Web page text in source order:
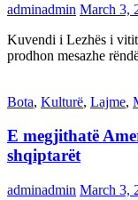
adminadmin March 3,
Kuvendi i Lezhës i vitit
prodhon mesazhe
Bota, Kulturë, Lajme,
E megjithatë
shqiptarët
adminadmin March 3,